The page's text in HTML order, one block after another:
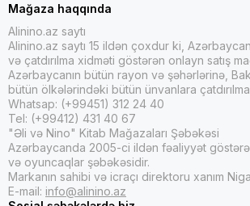
Mağaza haqqında
Alinino.az saytı
Alinino.az saytı 15 ildən çoxdur ki,
və çatdırılma xidməti göstərən onlayn satış
Azərbaycanın bütün rayon və şəhərlərinə,
bütün ölkələrindəki bütün ünvanlara
Whatsap: (+99451) 312 24 40
Tel: (+99412) 431 40 67
"Əli və Nino" Kitab Mağazaları Şəbəkəsi
Azərbaycanda 2005-ci ildən fəaliyyət
və oyuncaqlar şəbəkəsidir.
Markanın sahibi və icraçı direktoru xanım
E-mail: info@alinino.az